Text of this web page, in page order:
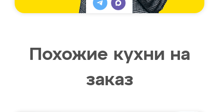
Похожие кухни на
заказ